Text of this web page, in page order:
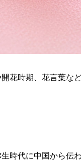
花時期、花言葉な
時代に中国から伝